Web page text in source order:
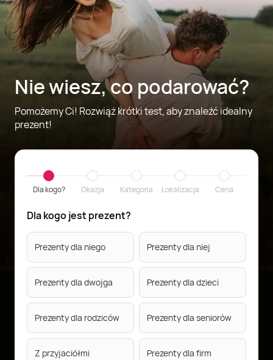
Nie wiesz, co podarować?
Pomożemy Ci! Rozwiąż krótki test, aby znaleźć idealny
prezent!
Dla kogo? Okazja Kategoria Lokalizacja Cena
Dla kogo jest prezent?
Prezenty dla niego Prezenty dla niej
Prezenty dla dwojga Prezenty dla dzieci
Prezenty dla rodziców Prezenty dla seniorów
Z przyjaciółmi Prezenty dla firm